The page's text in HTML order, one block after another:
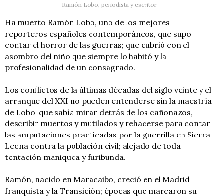
Ramón Lobo, periodista y escritor
Ha muerto Ramón Lobo, uno de los mejores
reporteros españoles contemporáneos, que supo
contar el horror de las guerras; que cubrió con el
asombro del niño que siempre lo habitó y la
profesionalidad de un consagrado.
Los conflictos de la últimas décadas del siglo veinte y el
arranque del XXI no pueden entenderse sin la maestría
de Lobo, que sabía mirar detrás de los cañonazos,
describir muertos y mutilados y rehacerse para contar
las amputaciones practicadas por la guerrilla en Sierra
Leona contra la población civil; alejado de toda
tentación maniquea y furibunda.
Ramón, nacido en Maracaibo, creció en el Madrid
franquista y la Transición; épocas que marcaron su